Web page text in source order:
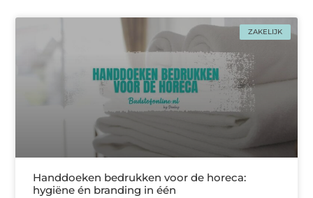
ZAKELIJK
Handdoeken bedrukken voor de horeca:
hygiëne én branding in één